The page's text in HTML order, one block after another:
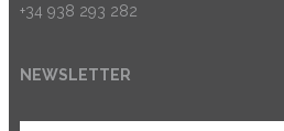
+34 938 293 282
NEWSLETTER